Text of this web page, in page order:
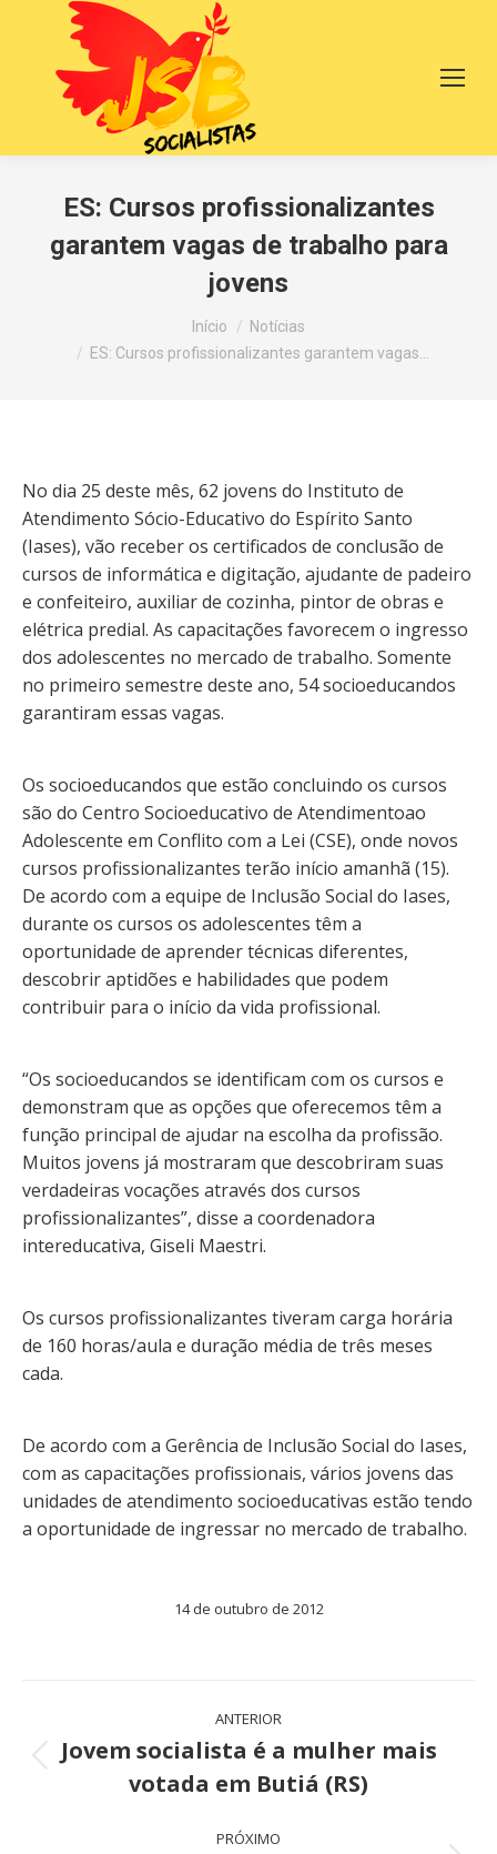
ES: Cursos profissionalizantes
garantem vagas de trabalho para
jovens
Início
Notícias
ES: Cursos profissionalizantes garantem vagas…
No dia 25 deste mês, 62 jovens do Instituto de
Atendimento Sócio-Educativo do Espírito Santo
(Iases), vão receber os certificados de conclusão de
cursos de informática e digitação, ajudante de padeiro
e confeiteiro, auxiliar de cozinha, pintor de obras e
elétrica predial. As capacitações favorecem o ingresso
dos adolescentes no mercado de trabalho. Somente
no primeiro semestre deste ano, 54 socioeducandos
garantiram essas vagas.
Os socioeducandos que estão concluindo os cursos
são do Centro Socioeducativo de Atendimentoao
Adolescente em Conflito com a Lei (CSE), onde novos
cursos profissionalizantes terão início amanhã (15).
De acordo com a equipe de Inclusão Social do Iases,
durante os cursos os adolescentes têm a
oportunidade de aprender técnicas diferentes,
descobrir aptidões e habilidades que podem
contribuir para o início da vida profissional.
“Os socioeducandos se identificam com os cursos e
demonstram que as opções que oferecemos têm a
função principal de ajudar na escolha da profissão.
Muitos jovens já mostraram que descobriram suas
verdadeiras vocações através dos cursos
profissionalizantes”, disse a coordenadora
intereducativa, Giseli Maestri.
Os cursos profissionalizantes tiveram carga horária
de 160 horas/aula e duração média de três meses
cada.
De acordo com a Gerência de Inclusão Social do Iases,
com as capacitações profissionais, vários jovens das
unidades de atendimento socioeducativas estão tendo
a oportunidade de ingressar no mercado de trabalho.
14 de outubro de 2012
Navegação
de
ANTERIOR
Post
anterior:
Jovem socialista é a mulher mais
votada em Butiá (RS)
PRÓXIMO